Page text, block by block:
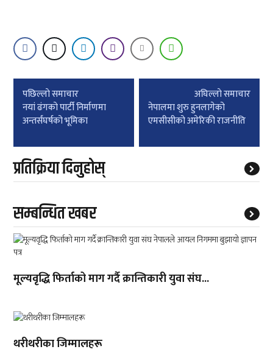
Post
navigation
पछिल्लाे समाचार
नयां ढंगको पार्टी निर्माणमा
अन्तर्संघर्षको भूमिका
अघिल्लाे समाचार
नेपालमा शुरु हुनलागेको
एमसीसीको अमेरिकी राजनीति
प्रतिक्रिया दिनुहोस्
सम्बन्धित खबर
मूल्यवृद्धि फिर्ताको माग गर्दै क्रान्तिकारी युवा संघ...
थरीथरीका जिम्मालहरू